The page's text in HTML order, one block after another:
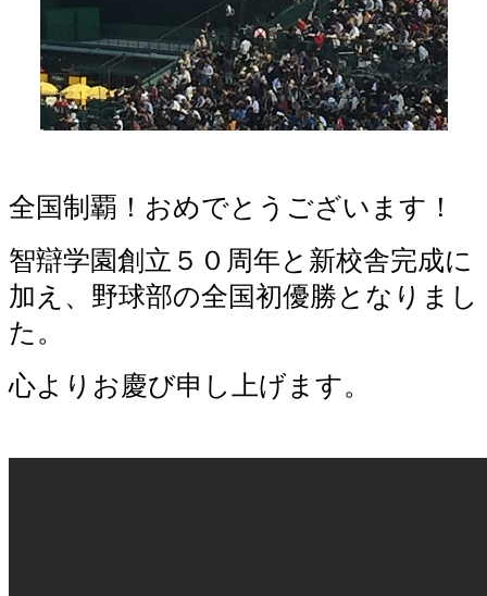
全国制覇！おめでとうございます！
智辯学園創立５０周年と新校舎完成に
加え、野球部の全国初優勝となりまし
た。
心よりお慶び申し上げます。